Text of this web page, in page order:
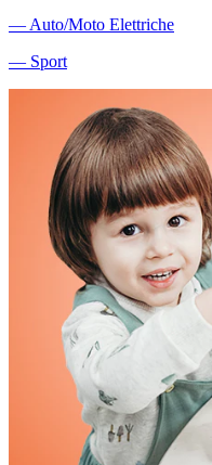
― Auto/Moto Elettriche
― Sport